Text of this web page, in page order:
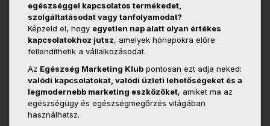
egészséggel kapcsolatos termékedet,
szolgáltatásodat vagy tanfolyamodat?
Képzeld el, hogy egyetlen nap alatt olyan értékes
kapcsolatokhoz jutsz, amelyek hónapokra előre
fellendíthetik a vállalkozásodat.
Az Egészség Marketing Klub pontosan ezt adja neked:
valódi kapcsolatokat, valódi üzleti lehetőségeket és a
legmodernebb marketing eszközöket, amiket ma az
egészségügy és egészségmegőrzés világában
használhatsz.